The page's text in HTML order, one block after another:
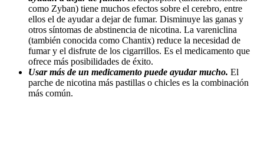
como Zyban) tiene muchos efectos sobre el cerebro, entre
ellos el de ayudar a dejar de fumar. Disminuye las ganas y
otros síntomas de abstinencia de nicotina. La vareniclina
(también conocida como Chantix) reduce la necesidad de
fumar y el disfrute de los cigarrillos. Es el medicamento que
ofrece más posibilidades de éxito.
Usar más de un medicamento puede ayudar mucho. El
parche de nicotina más pastillas o chicles es la combinación
más común.